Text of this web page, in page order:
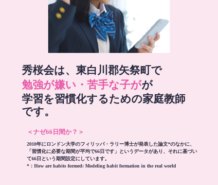
秀桜会は、東白川郡矢祭町で
勉強が嫌い・苦手な子がが
学習を習慣化するための家庭教師
です。
＜ナゼ66日間か？＞
2010年にロンドン大学のフィリッパ・ラリー博士が発表した論文*のなかに、
「習慣化に必要な期間が平均で66日です」というデータがあり、それに基づい
て66日という期間設定にしています。
*： How are habits formed: Modeling habit formation in the real world